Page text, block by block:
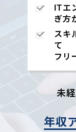
ITエ
ぎ方
スキ
て
フリ
未
年収